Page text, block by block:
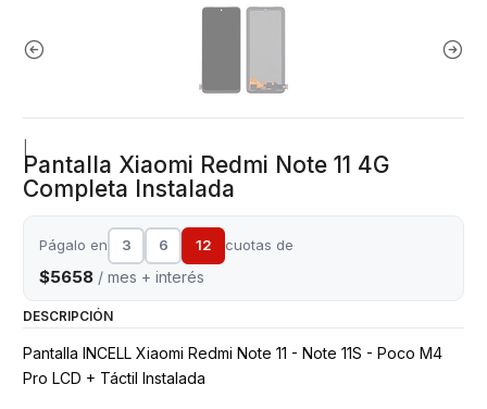
Pantalla Xiaomi Redmi Note 11 4G
Completa Instalada
Págalo en 3 6 12 cuotas de
$5658 / mes + interés
DESCRIPCIÓN
Pantalla INCELL Xiaomi Redmi Note 11 - Note 11S - Poco M4
Pro LCD + Táctil Instalada